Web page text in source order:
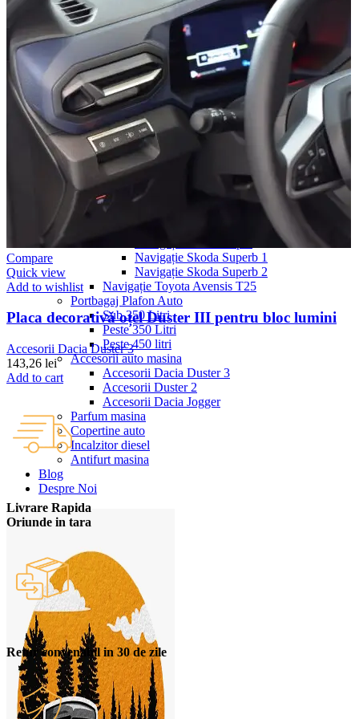
Navigație Mercedes W204
Navigație Mercedes W211
Navigație Mercedes Sprinter
Passat
Navigație Passat B5
Navigație Passat B5 5
Navigație Passat B6
Navigație Passat B7
Navigație Passat B8
Navigație Passat CC
Skoda
Navigație Skoda Fabia 1
Navigație Skoda Fabia 2
Navigație Skoda Octavia 1
Navigație Skoda Octavia 2
Navigație Skoda Superb 1
Navigație Skoda Superb 2
Navigație Toyota Avensis T25
Portbagaj Plafon Auto
Sub 350 Litri
Peste 350 Litri
Peste 450 litri
Accesorii auto masina
Accesorii Dacia Duster 3
Accesorii Duster 2
Accesorii Dacia Jogger
Parfum masina
Copertine auto
Incalzitor diesel
Antifurt masina
Blog
Despre Noi
Compare
Quick view
Add to wishlist
Placa decorativă oțel Duster III pentru bloc lumini
Accesorii Dacia Duster 3
143,26 lei
Add to cart
Livrare Rapida
Oriunde in tara
Retur convenabil in 30 de zile